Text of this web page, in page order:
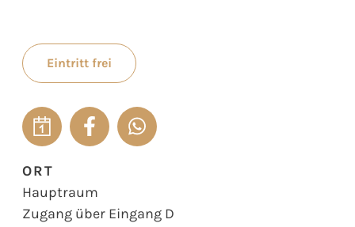
Eintritt frei
ORT
Hauptraum
Zugang über Eingang D